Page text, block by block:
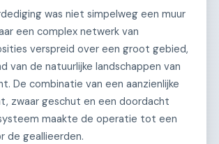
was niet simpelweg een muur
een complex netwerk van
verspreid over een groot gebied,
van de natuurlijke landschappen van
De combinatie van een aanzienlijke
zwaar geschut en een doordacht
maakte de operatie tot een
de geallieerden.